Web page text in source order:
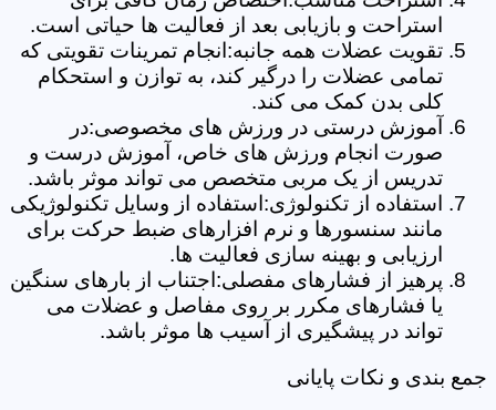
استراحت و بازیابی بعد از فعالیت ها حیاتی است.
تقویت عضلات همه جانبه:انجام تمرینات تقویتی که
تمامی عضلات را درگیر کند، به توازن و استحکام
کلی بدن کمک می کند.
آموزش درستی در ورزش های مخصوصی:در
صورت انجام ورزش های خاص، آموزش درست و
تدریس از یک مربی متخصص می تواند موثر باشد.
استفاده از تکنولوژی:استفاده از وسایل تکنولوژیکی
مانند سنسورها و نرم افزارهای ضبط حرکت برای
ارزیابی و بهینه سازی فعالیت ها.
پرهیز از فشارهای مفصلی:اجتناب از بارهای سنگین
یا فشارهای مکرر بر روی مفاصل و عضلات می
تواند در پیشگیری از آسیب ها موثر باشد.
جمع بندی و نکات پایانی